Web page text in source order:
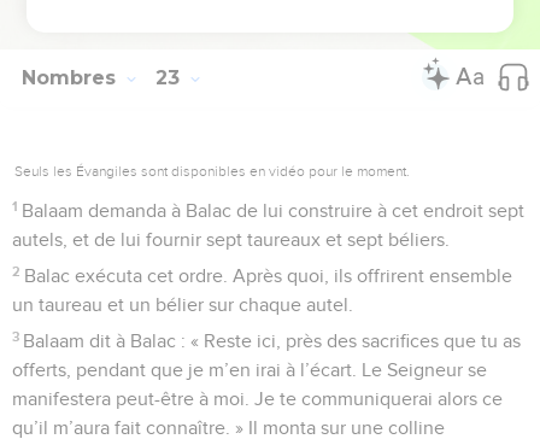
Nombres 23
Seuls les Évangiles sont disponibles en vidéo pour le moment.
1 Balaam demanda à Balac de lui construire à cet endroit sept
autels, et de lui fournir sept taureaux et sept béliers.
2 Balac exécuta cet ordre. Après quoi, ils offrirent ensemble
un taureau et un bélier sur chaque autel.
3 Balaam dit à Balac : « Reste ici, près des sacrifices que tu as
offerts, pendant que je m’en irai à l’écart. Le Seigneur se
manifestera peut-être à moi. Je te communiquerai alors ce
qu’il m’aura fait connaître. » Il monta sur une colline